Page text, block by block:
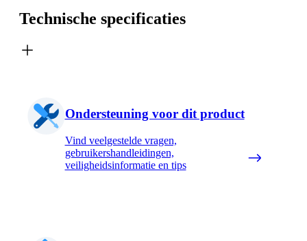
Technische specificaties
Ondersteuning voor dit product
Vind veelgestelde vragen,
gebruikershandleidingen,
veiligheidsinformatie en tips